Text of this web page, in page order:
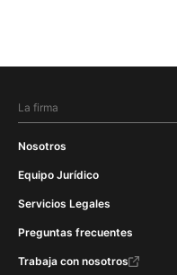
La firma
Nosotros
Equipo Jurídico
Servicios Legales
Preguntas frecuentes
Trabaja con nosotros